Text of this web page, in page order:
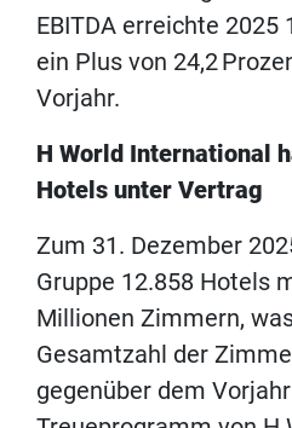
EBITDA erreichte 2025
ein Plus von 24,2
Vorjahr.
H World International
Hotels unter Vertrag
Zum 31. Dezember
Gruppe 12.858 Hotels
Millionen Zimmern,
Gesamtzahl der
gegenüber dem